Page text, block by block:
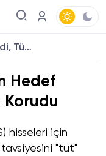
Yapı Kredi, Tüpraş İçin Hedef Fiyatını 195 TL Olarak Korudu
Hedef
Korudu
hisseleri için
tavsiyesini "tut"